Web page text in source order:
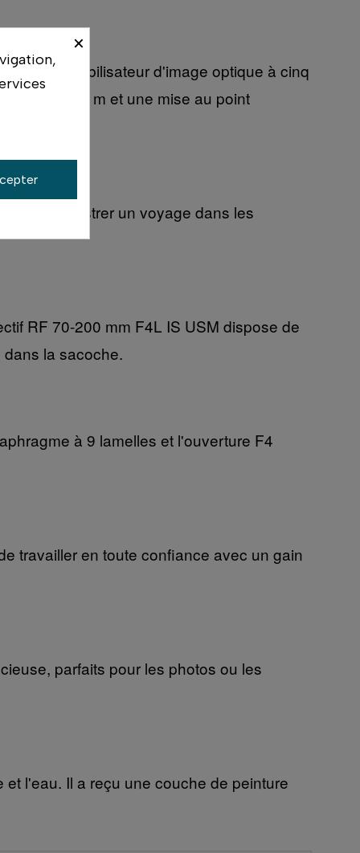
un stabilisateur d'image optique à cinq
à 0,6 m et une mise au point
pour illustrer un voyage dans les
RF 70-200 mm F4L IS USM dispose de
la sacoche.
à 9 lamelles et l'ouverture F4
travailler en toute confiance avec un gain
parfaits pour les photos ou les
l'eau. Il a reçu une couche de peinture
×